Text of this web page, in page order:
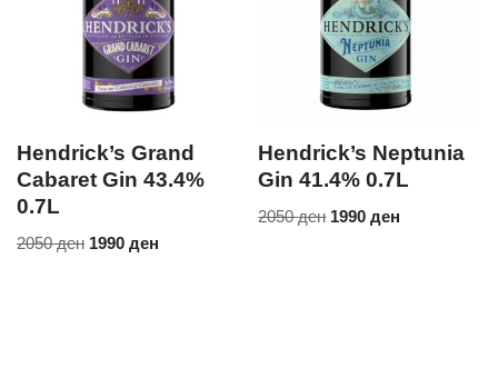
Hendrick’s Grand
Cabaret Gin 43.4%
0.7L
2050ден 1990 ден
Hendrick’s Neptunia
Gin 41.4% 0.7L
2050ден 1990ден